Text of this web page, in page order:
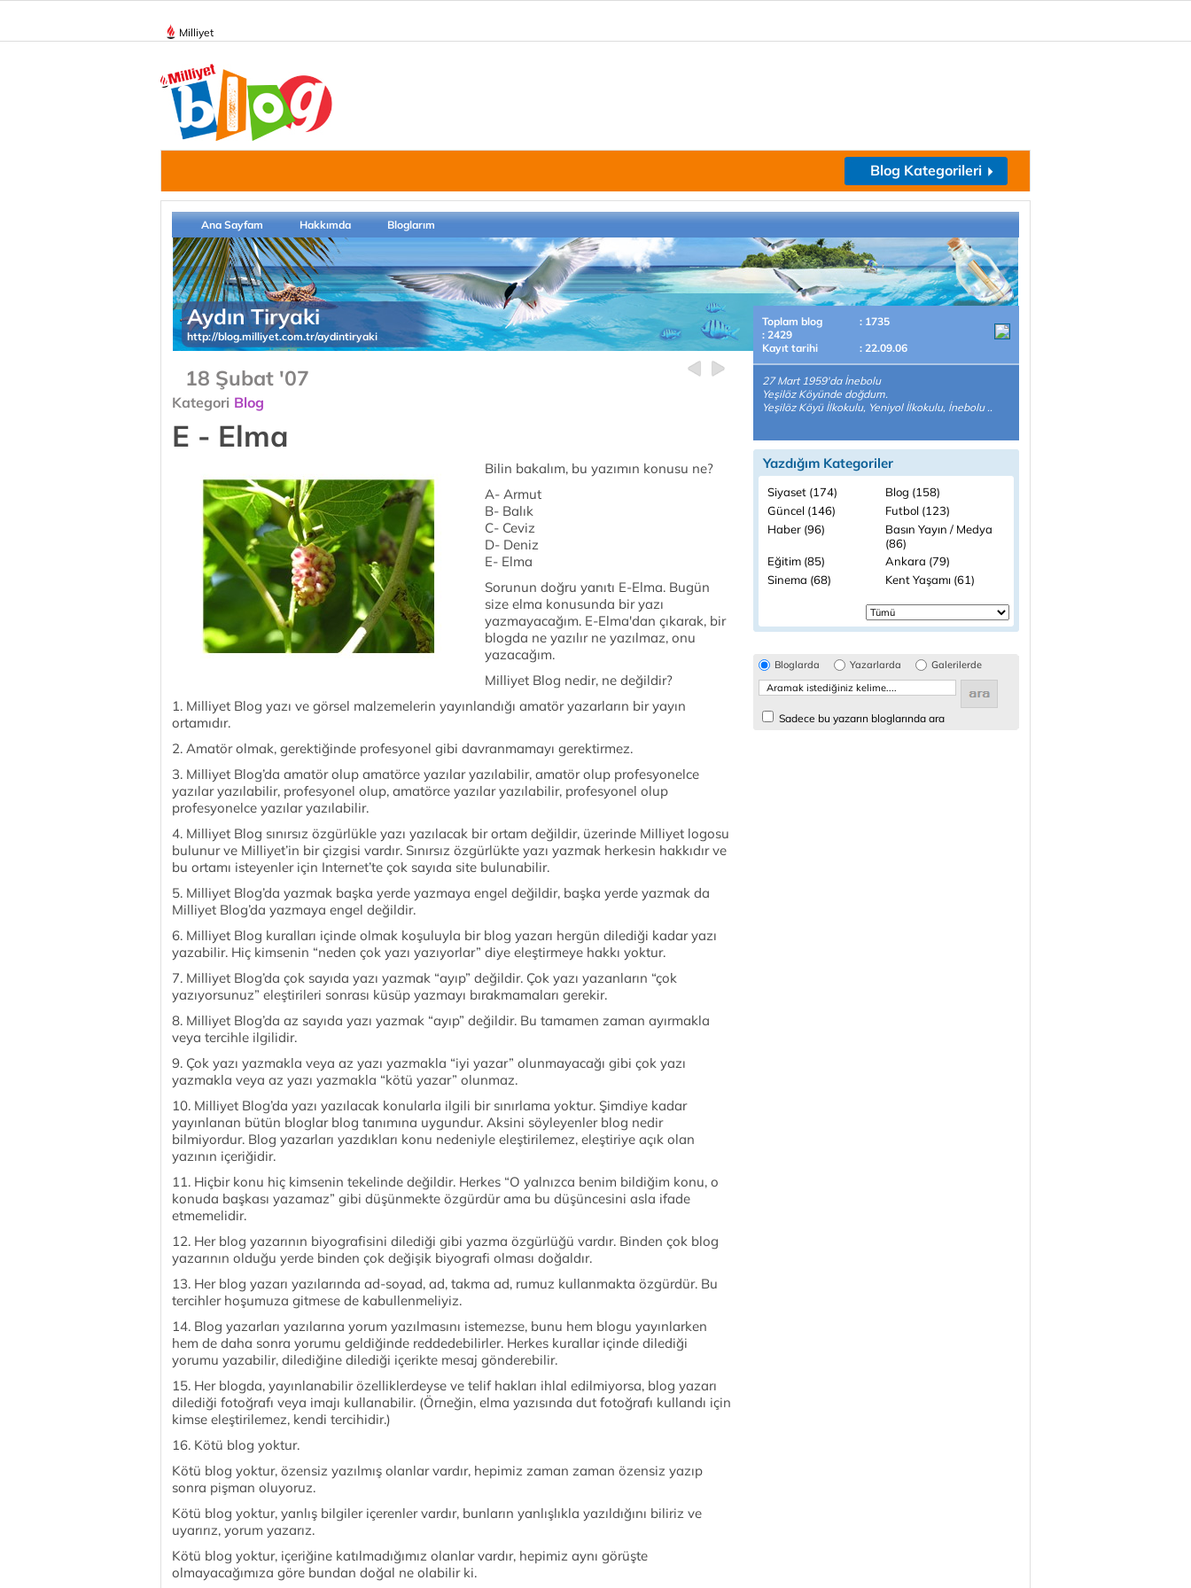
Milliyet
Blog Kategorileri
Ana Sayfam Hakkımda Bloglarım
Aydın Tiryaki
http://blog.milliyet.com.tr/aydintiryaki
18 Şubat '07
Kategori Blog
E - Elma
Bilin bakalım, bu yazımın konusu ne?
A- Armut
B- Balık
C- Ceviz
D- Deniz
E- Elma
Sorunun doğru yanıtı E-Elma. Bugün
size elma konusunda bir yazı
yazmayacağım. E-Elma'dan çıkarak, bir
blogda ne yazılır ne yazılmaz, onu
yazacağım.
Milliyet Blog nedir, ne değildir?
1. Milliyet Blog yazı ve görsel malzemelerin yayınlandığı amatör yazarların bir yayın
ortamıdır.
2. Amatör olmak, gerektiğinde profesyonel gibi davranmamayı gerektirmez.
3. Milliyet Blog’da amatör olup amatörce yazılar yazılabilir, amatör olup profesyonelce
yazılar yazılabilir, profesyonel olup, amatörce yazılar yazılabilir, profesyonel olup
profesyonelce yazılar yazılabilir.
4. Milliyet Blog sınırsız özgürlükle yazı yazılacak bir ortam değildir, üzerinde Milliyet logosu
bulunur ve Milliyet’in bir çizgisi vardır. Sınırsız özgürlükte yazı yazmak herkesin hakkıdır ve
bu ortamı isteyenler için Internet’te çok sayıda site bulunabilir.
5. Milliyet Blog’da yazmak başka yerde yazmaya engel değildir, başka yerde yazmak da
Milliyet Blog’da yazmaya engel değildir.
6. Milliyet Blog kuralları içinde olmak koşuluyla bir blog yazarı hergün dilediği kadar yazı
yazabilir. Hiç kimsenin “neden çok yazı yazıyorlar” diye eleştirmeye hakkı yoktur.
7. Milliyet Blog’da çok sayıda yazı yazmak “ayıp” değildir. Çok yazı yazanların “çok
yazıyorsunuz” eleştirileri sonrası küsüp yazmayı bırakmamaları gerekir.
8. Milliyet Blog’da az sayıda yazı yazmak “ayıp” değildir. Bu tamamen zaman ayırmakla
veya tercihle ilgilidir.
9. Çok yazı yazmakla veya az yazı yazmakla “iyi yazar” olunmayacağı gibi çok yazı
yazmakla veya az yazı yazmakla “kötü yazar” olunmaz.
10. Milliyet Blog’da yazı yazılacak konularla ilgili bir sınırlama yoktur. Şimdiye kadar
yayınlanan bütün bloglar blog tanımına uygundur. Aksini söyleyenler blog nedir
bilmiyordur. Blog yazarları yazdıkları konu nedeniyle eleştirilemez, eleştiriye açık olan
yazının içeriğidir.
11. Hiçbir konu hiç kimsenin tekelinde değildir. Herkes “O yalnızca benim bildiğim konu, o
konuda başkası yazamaz” gibi düşünmekte özgürdür ama bu düşüncesini asla ifade
etmemelidir.
12. Her blog yazarının biyografisini dilediği gibi yazma özgürlüğü vardır. Binden çok blog
yazarının olduğu yerde binden çok değişik biyografi olması doğaldır.
13. Her blog yazarı yazılarında ad-soyad, ad, takma ad, rumuz kullanmakta özgürdür. Bu
tercihler hoşumuza gitmese de kabullenmeliyiz.
14. Blog yazarları yazılarına yorum yazılmasını istemezse, bunu hem blogu yayınlarken
hem de daha sonra yorumu geldiğinde reddedebilirler. Herkes kurallar içinde dilediği
yorumu yazabilir, dilediğine dilediği içerikte mesaj gönderebilir.
15. Her blogda, yayınlanabilir özelliklerdeyse ve telif hakları ihlal edilmiyorsa, blog yazarı
dilediği fotoğrafı veya imajı kullanabilir. (Örneğin, elma yazısında dut fotoğrafı kullandı için
kimse eleştirilemez, kendi tercihidir.)
16. Kötü blog yoktur.
Kötü blog yoktur, özensiz yazılmış olanlar vardır, hepimiz zaman zaman özensiz yazıp
sonra pişman oluyoruz.
Kötü blog yoktur, yanlış bilgiler içerenler vardır, bunların yanlışlıkla yazıldığını biliriz ve
uyarırız, yorum yazarız.
Kötü blog yoktur, içeriğine katılmadığımız olanlar vardır, hepimiz aynı görüşte
olmayacağımıza göre bundan doğal ne olabilir ki.
Toplam blog
: 1735
: 2429
Kayıt tarihi
: 22.09.06
27 Mart 1959'da İnebolu
Yeşilöz Köyünde doğdum.
Yeşilöz Köyü İlkokulu, Yeniyol İlkokulu, İnebolu ..
Yazdığım Kategoriler
Siyaset (174)
Blog (158)
Güncel (146)
Futbol (123)
Haber (96)
Basın Yayın / Medya
(86)
Eğitim (85)
Ankara (79)
Sinema (68)
Kent Yaşamı (61)
Bloglarda Yazarlarda Galerilerde
Sadece bu yazarın bloglarında ara